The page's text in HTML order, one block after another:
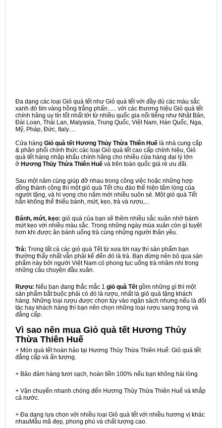
Đa dạng các loại Giỏ quà tết như Giỏ quà tết với đầy đủ các màu sắc
xanh đỏ tím vàng hồng trắng phấn...... với các thương hiệu Giỏ quà tết
chính hãng uy tín tốt nhất tới từ nhiều quốc gia nổi tiếng như Nhật Bản,
Đài Loan, Thái Lan, Malyasia, Trung Quốc, Việt Nam, Hàn Quốc, Nga,
Mỹ, Pháp, Đức, Italy.....
Cửa hàng Giỏ quà tết Hương Thủy Thừa Thiên Huế là nhà cung cấp
& phân phối chính thức các loại Giỏ quà tết cao cấp chính hiệu, Giỏ
quà tết hàng nhập khẩu chính hãng cho nhiều cửa hàng đại lý lớn
ở Hương Thủy Thừa Thiên Huế và trên toàn quốc giá rẻ ưu đãi.
Sau một năm cùng giúp đỡ nhau trong công việc hoặc những hợp
đồng thành công thì một giỏ quà Tết chu đáo thể hiện tấm lòng của
người tặng, và hi vọng cho năm mới nhiều suôn sẻ. Một giỏ quà Tết
hẳn không thể thiếu bánh, mứt, kẹo, trà và rượu,...
Bánh, mứt, kẹo: giỏ quà của bạn sẽ thêm nhiều sắc xuân nhờ bánh
mứt kẹo với nhiều màu sắc. Trong những ngày mùa xuân còn gì tuyệt
hơn khi được ăn bánh uống trà cùng những người thân yêu.
Trà: Trong tất cả các giỏ quà Tết từ xưa tới nay thì sản phẩm bạn
thường thấy nhất vẫn phải kể đến đó là trà. Bạn đừng nên bỏ qua sản
phẩm này bởi người Việt Nam có phong tục uống trà nhâm nhi trong
những câu chuyện đầu xuân.
Rượu: Nếu bạn đang thắc mắc 1 giỏ quà Tết gồm những gì thì một
sản phẩm bắt buộc phải có đó là rượu, nhất là giỏ quà tặng khách
hàng. Những loại rượu được chọn tùy vào ngân sách nhưng nếu là đối
tác hay khách hàng thì bạn nên chọn những loại rượu sang trọng và
đẳng cấp.
Vì sao nên mua Giỏ quà tết Hương Thủy
Thừa Thiên Huế
+ Món quà tết hoàn hảo tại Hương Thủy Thừa Thiên Huế: Giỏ quà tết
đẳng cấp và ấn tượng.
+ Bảo đảm hàng tươi sạch, hoàn tiền 100% nếu bạn không hài lòng
+ Vận chuyển nhanh chóng đến Hương Thủy Thừa Thiên Huế và khắp
cả nước.
+ Đa dạng lựa chọn với nhiều loại Giỏ quà tết với nhiều hương vị khác
nhauMẫu mã đẹp, phong phú và chất lượng cao.